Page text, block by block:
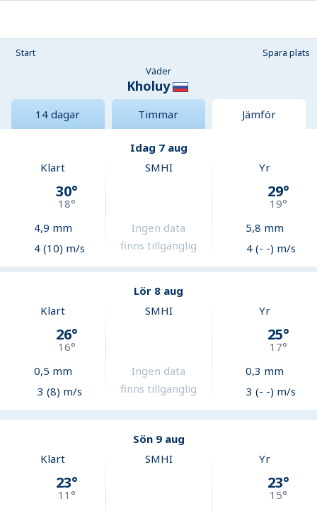
Start
Spara plats
Väder
Kholuy
14 dagar Timmar Jämför
Idag 7 aug
Klart
30°
18°
4,9 mm
4 (10) m/s
SMHI
Ingen data
finns tillgänglig
Yr
29°
19°
5,8 mm
4 (- -) m/s
Lör 8 aug
Klart
26°
16°
0,5 mm
3 (8) m/s
SMHI
Ingen data
finns tillgänglig
Yr
25°
17°
0,3 mm
3 (- -) m/s
Sön 9 aug
Klart
23°
11°
SMHI Yr
23°
15°